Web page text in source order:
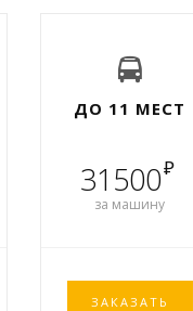
ДО 11 МЕСТ
31500₽
за машину
ЗАКАЗАТЬ